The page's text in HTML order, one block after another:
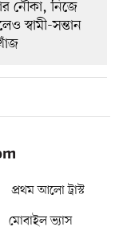
প্রথম আলো ট্রাস্ট
মোবাইল ভ্যাস